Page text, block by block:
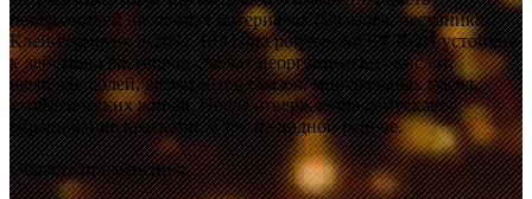
поверхностей щелочных материалов (мрамора, песчаника).
Клей-герметик POINT 103 Ultra polymer МОРСКОЙ устойчив
к действию растворов слабых неорганических кислот,
щелочей, солей, детергентов смазок, минеральных масел,
алифатических жиров. После отверждения допускает
окрашивание красками, в т.ч. на водной основе.
Область применения: